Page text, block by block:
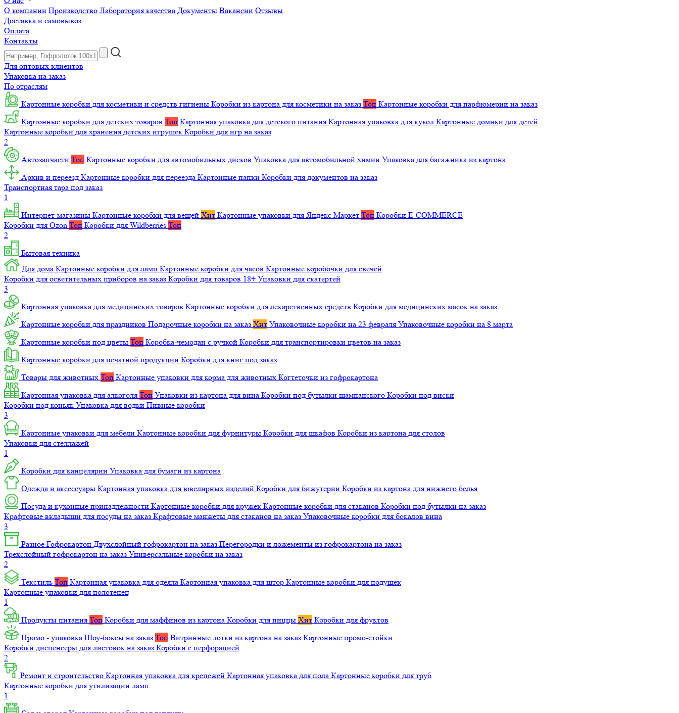
О компании Производство Лаборатория качества Документы Вакансии Отзывы
Доставка и самовывоз
Оплата
Контакты
Для оптовых клиентов
Упаковка на заказ
По отраслям
Картонные коробки для косметики и средств гигиены Коробки из картона для косметики на заказ Топ Картонные коробки для парфюмерии на заказ
Картонные коробки для детских товаров Топ Картонная упаковка для детского питания Картонная упаковка для кукол Картонные домики для детей
Картонные коробки для хранения детских игрушек Коробки для игр на заказ
2
Автозапчасти Топ Картонные коробки для автомобильных дисков Упаковка для автомобильной химии Упаковка для багажника из картона
Архив и переезд Картонные коробки для переезда Картонные папки Коробки для документов на заказ
Транспортная тара под заказ
1
Интернет-магазины Картонные коробки для вещей Хит Картонные упаковки для Яндекс Маркет Топ Коробки E-COMMERCE
Коробки для Ozon Топ Коробки для Wildberries Топ
2
Бытовая техника
Для дома Картонные коробки для ламп Картонные коробки для часов Картонные коробочки для свечей
Коробки для осветительных приборов на заказ Коробки для товаров 18+ Упаковки для скатертей
3
Картонная упаковка для медицинских товаров Картонные коробки для лекарственных средств Коробки для медицинских масок на заказ
Картонные коробки для праздников Подарочные коробки на заказ Хит Упаковочные коробки на 23 февраля Упаковочные коробки на 8 марта
Картонные коробки под цветы Топ Коробка-чемодан с ручкой Коробки для транспортировки цветов на заказ
Картонные коробки для печатной продукции Коробки для книг под заказ
Товары для животных Топ Картонные упаковки для корма для животных Когтеточки из гофрокартона
Картонная упаковка для алкоголя Топ Упаковки из картона для вина Коробки под бутылки шампанского Коробки под виски
Коробки под коньяк Упаковка для водки Пивные коробки
3
Картонные упаковки для мебели Картонные коробки для фурнитуры Коробки для шкафов Коробки из картона для столов
Упаковки для стеллажей
1
Коробки для канцелярии Упаковка для бумаги из картона
Одежда и аксессуары Картонная упаковка для ювелирных изделий Коробки для бижутерии Коробки из картона для нижнего белья
Посуда и кухонные принадлежности Картонные коробки для кружек Картонные коробки для стаканов Коробки под бутылки на заказ
Крафтовые вкладыши для посуды на заказ Крафтовые манжеты для стаканов на заказ Упаковочные коробки для бокалов вина
3
Разное Гофрокартон Двухслойный гофрокартон на заказ Перегородки и ложементы из гофрокартона на заказ
Трехслойный гофрокартон на заказ Универсальные коробки на заказ
2
Текстиль Топ Картонная упаковка для одеяла Картонная упаковка для штор Картонные коробки для подушек
Картонные упаковки для полотенец
1
Продукты питания Топ Коробки для маффинов из картона Коробки для пиццы Хит Коробки для фруктов
Промо - упаковка Шоу-боксы на заказ Топ Витринные лотки из картона на заказ Картонные промо-стойки
Коробки диспенсеры для листовок на заказ Коробки с перфорацией
2
Ремонт и строительство Картонная упаковка для крепежей Картонная упаковка для пола Картонные коробки для труб
Картонные коробки для утилизации ламп
1